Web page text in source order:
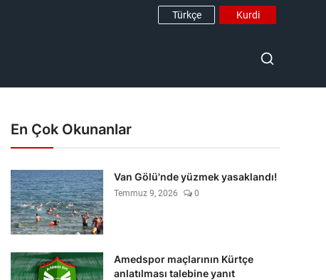
Türkçe Kurdi
En Çok Okunanlar
Van Gölü'nde yüzmek yasaklandı!
Temmuz 9, 2026 0
Amedspor maçlarının Kürtçe
anlatılması talebine yanıt